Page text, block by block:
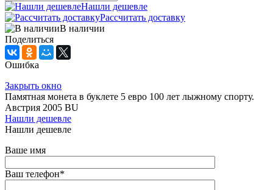
Нашли дешевле
Рассчитать доставку
В наличии
Поделиться
Ошибка
Закрыть окно
Памятная монета в буклете 5 евро 100 лет лыжному спорту.
Австрия 2005 BU
Нашли дешевле
Нашли дешевле
Ваше имя
Ваш телефон*